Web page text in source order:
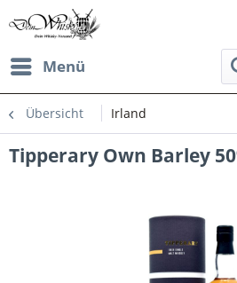
Menü
Übersicht Irland
Tipperary Own Barley